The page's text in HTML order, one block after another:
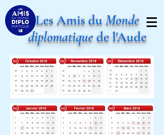
Les Amis duMonde
diplomatiquede l'Aude